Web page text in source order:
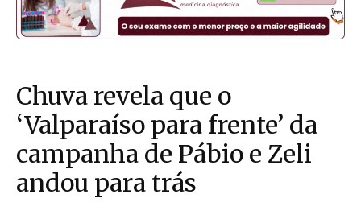
Chuva revela que o
‘Valparaíso para frente’ da
campanha de Pábio e Zeli
andou para trás